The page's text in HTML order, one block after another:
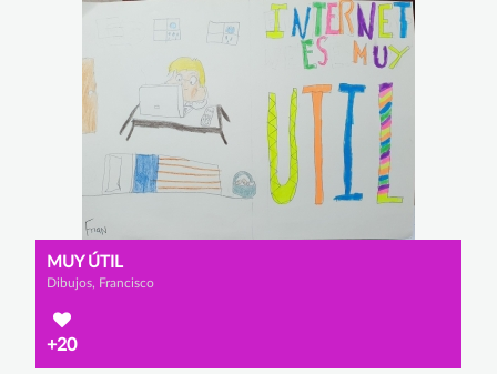
MUY ÚTIL
Dibujos, Francisco
+20